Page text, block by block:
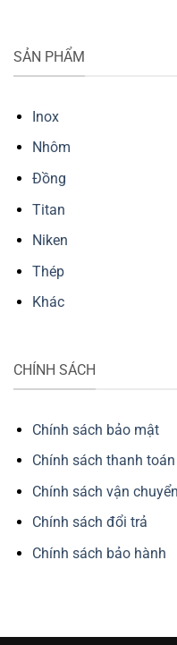
SẢN PHẨM
Inox
Nhôm
Đồng
Titan
Niken
Thép
Khác
CHÍNH SÁCH
Chính sách bảo mật
Chính sách thanh toán
Chính sách vận chuyển
Chính sách đổi trả
Chính sách bảo hành